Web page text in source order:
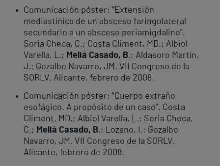
Comunicación póster: “Extensión
mediastínica de un absceso faringolateral
secundario a un absceso periamigdalino”.
Soria Checa, C.; Costa Climent, MD.; Albiol
Varella, L.; Meliá Casado, B.; Aldasoro Martín,
J.; Gozalbo Navarro, JM. VII Congreso de la
SORLV. Alicante, febrero de 2008.
Comunicación póster: “Cuerpo extraño
esofágico. A propósito de un caso”. Costa
Climent, MD.; Albiol Varella, L.; Soria Checa,
C.; Meliá Casado, B.; Lozano, I.; Gozalbo
Navarro, JM. VII Congreso de la SORLV.
Alicante, febrero de 2008.